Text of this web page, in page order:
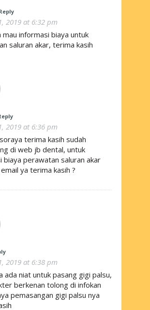
2019 at 6:32 pm
mau informasi biaya untuk
saluran akar, terima kasih
2019 at 6:36 pm
terima kasih sudah
di web jb dental, untuk
biaya perawatan saluran akar
ya terima kasih ?
2019 at 6:38 pm
ada niat untuk pasang gigi palsu,
berkenan tolong di infokan
pemasangan gigi palsu nya